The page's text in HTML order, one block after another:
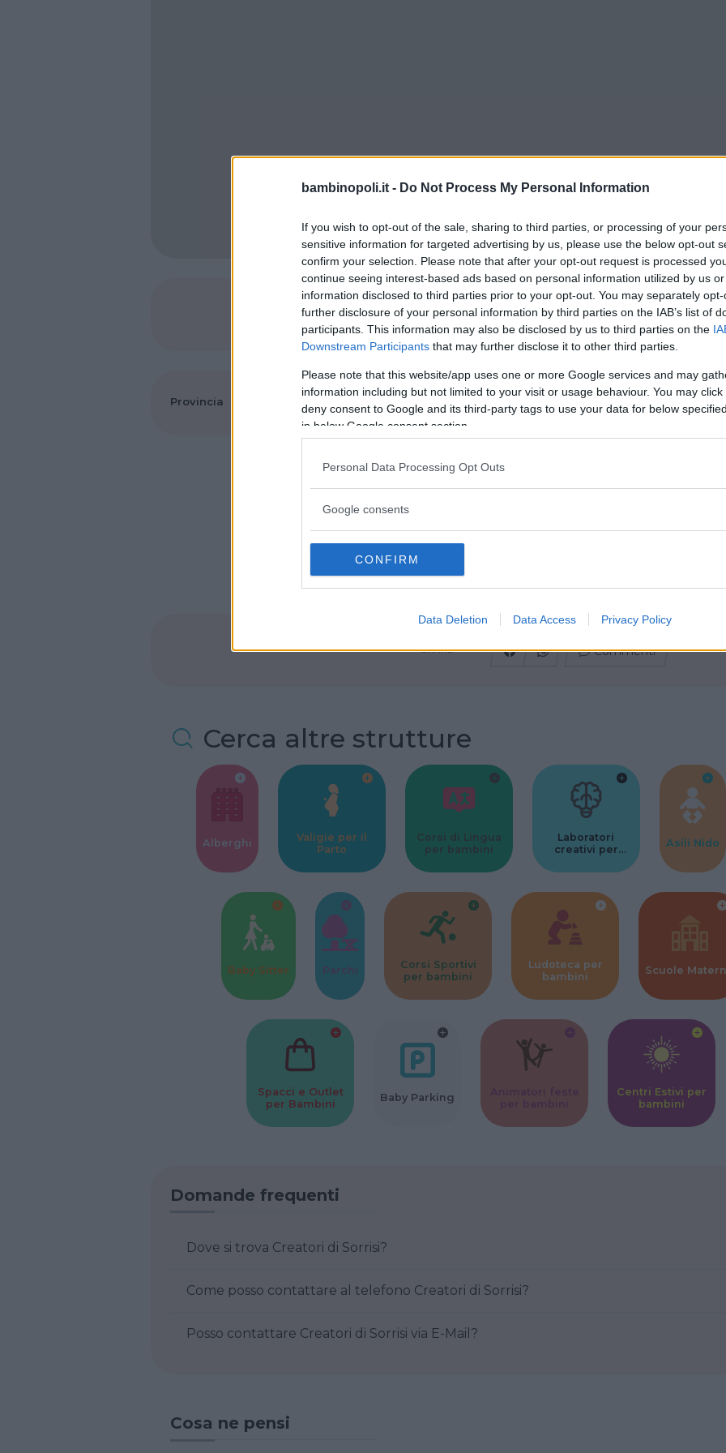
bambinopoli.it - Do Not Process My Personal Information
If you wish to opt-out of the sale, sharing to third parties, or processing of your
sensitive information for targeted advertising by us, please use the below opt-out
confirm your selection. Please note that after your opt-out request is processed
continue seeing interest-based ads based on personal information utilized by us
information disclosed to third parties prior to your opt-out. You may separately
further disclosure of your personal information by third parties on the IAB’s list of
participants. This information may also be disclosed by us to third parties on the
Downstream Participants that may further disclose it to other third parties.
Please note that this website/app uses one or more Google services and may
information including but not limited to your visit or usage behaviour. You may
deny consent to Google and its third-party tags to use your data for below
in below Google consent section.
Personal Data Processing Opt Outs
Google consents
CONFIRM
Data Deletion Data Access Privacy Policy
SHARE Commenti
Provincia Torino
Il servizio di animazione è attivo a
Torino e provincia
Creatori di Sorrisi è un franchising
organizza feste personalizzate e
ai 12 anni. A dosposizione
gratuitamente un servizio di party
SHARE Commenti
Cerca altre strutture
Alberghi
Valigie per il
Parto
Corsi di Lingua
per bambini
Laboratori
creativi per
Asili Nido
Baby Sitter Parchi
Corsi Sportivi
per bambini
Ludoteca per
bambini
Scuole
Spacci e Outlet
per Bambini
Baby Parking
Centri Estivi per
bambini
Domande frequenti
Dove si trova Creatori di Sorrisi?
Come posso contattare al telefono Creatori di Sorrisi?
Posso contattare Creatori di Sorrisi via E-Mail?
Cosa ne pensi